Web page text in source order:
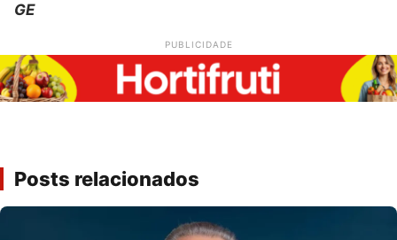
GE
PUBLICIDADE
Posts relacionados